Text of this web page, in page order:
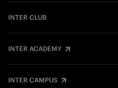
INTER CLUB
INTER ACADEMY
INTER CAMPUS